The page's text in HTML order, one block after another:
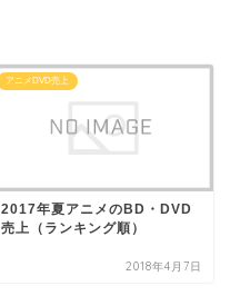
アニメDVD売上
2017年夏アニメのBD・DVD
売上（ランキング順）
2018年4月7日